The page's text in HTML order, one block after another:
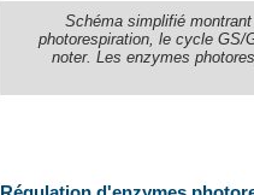
Schéma simplifié
photorespiration, le cycle GS/
noter. Les enzymes